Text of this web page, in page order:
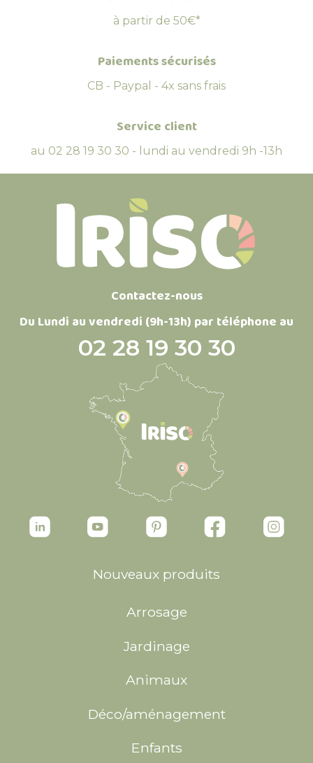
à partir de 50€*
Paiements sécurisés
CB - Paypal - 4x sans frais
Service client
au 02 28 19 30 30 - lundi au vendredi 9h -13h
Contactez-nous
Du Lundi au vendredi (9h-13h) par téléphone au
02 28 19 30 30
Nouveaux produits
Arrosage
Jardinage
Animaux
Déco/aménagement
Enfants